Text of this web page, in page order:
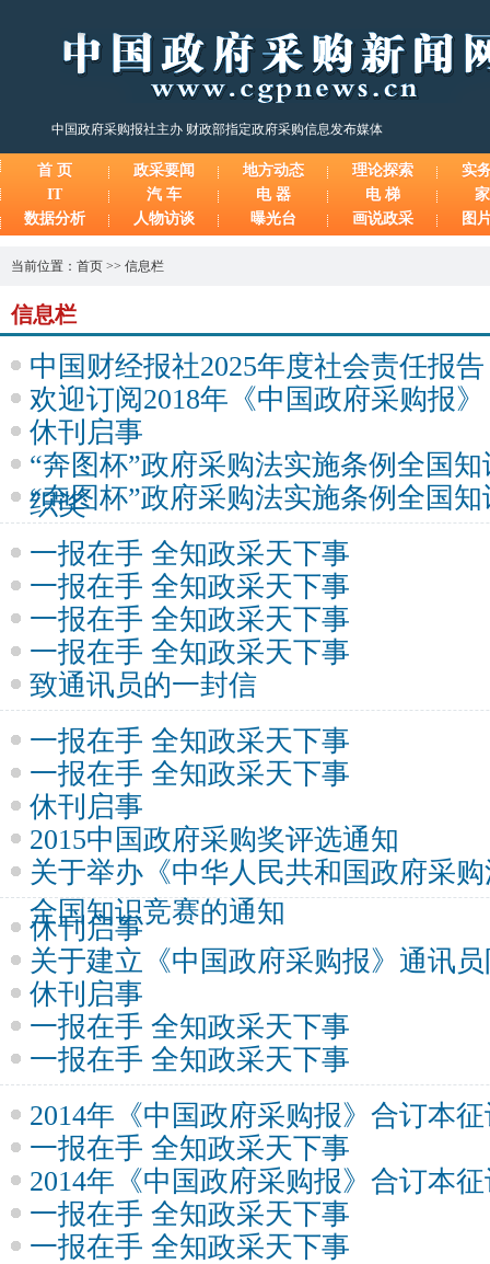
中国政府采购报社主办 财政部指定政府采购信息发布媒体
首 页 政采要闻 地方动态 理论探索
实
IT
汽 车 电 器 电 梯
数据分析
人物访谈 曝光台 画说政采 图
当前位置： 首页 >> 信息栏
信息栏
中国财经报社2025年度社会责任报告
欢迎订阅2018年《中国政府采购报》
休刊启事
“奔图杯”政府采购法实施条例全国
织奖
“奔图杯”政府采购法实施条例全国
一报在手 全知政采天下事
一报在手 全知政采天下事
一报在手 全知政采天下事
一报在手 全知政采天下事
致通讯员的一封信
一报在手 全知政采天下事
一报在手 全知政采天下事
休刊启事
2015中国政府采购奖评选通知
关于举办《中华人民共和国政府采
全国知识竞赛的通知
休刊启事
关于建立《中国政府采购报》通讯
休刊启事
一报在手 全知政采天下事
一报在手 全知政采天下事
2014年《中国政府采购报》合订本
一报在手 全知政采天下事
2014年《中国政府采购报》合订本
一报在手 全知政采天下事
一报在手 全知政采天下事